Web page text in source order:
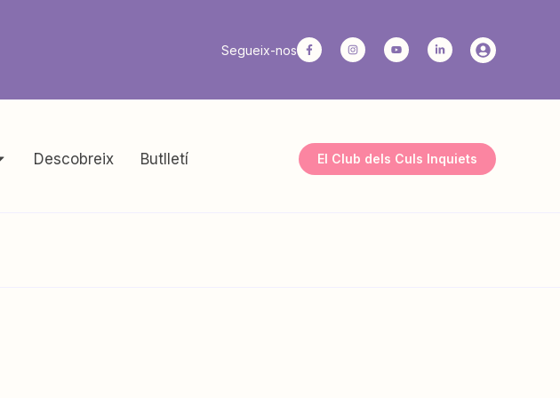
Segueix-nos
Descobreix Butlletí El Club dels Culs Inquiets